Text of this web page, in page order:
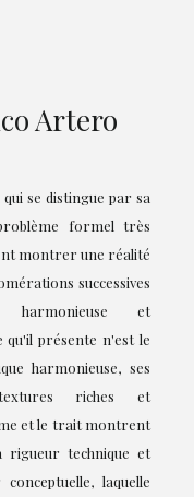
Artero
se distingue par sa
formel très
montrer une réalité
successives
harmonieuse et
qu'il présente n'est le
harmonieuse, ses
riches et
et le trait montrent
rigueur technique et
laquelle